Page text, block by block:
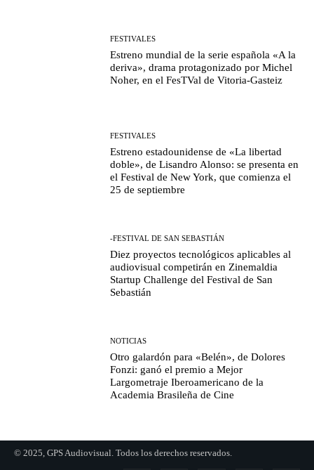
FESTIVALES
Estreno mundial de la serie española «A la
deriva», drama protagonizado por Michel
Noher, en el FesTVal de Vitoria-Gasteiz
FESTIVALES
Estreno estadounidense de «La libertad
doble», de Lisandro Alonso: se presenta en
el Festival de New York, que comienza el
25 de septiembre
-FESTIVAL DE SAN SEBASTIÁN
Diez proyectos tecnológicos aplicables al
audiovisual competirán en Zinemaldia
Startup Challenge del Festival de San
Sebastián
NOTICIAS
Otro galardón para «Belén», de Dolores
Fonzi: ganó el premio a Mejor
Largometraje Iberoamericano de la
Academia Brasileña de Cine
© 2025, GPS Audiovisual. Todos los derechos reservados.